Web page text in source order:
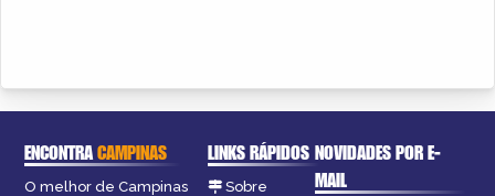
ENCONTRACAMPINAS
O melhor de Campinas
LINKS RÁPIDOS
Sobre
NOVIDADES POR E-
MAIL